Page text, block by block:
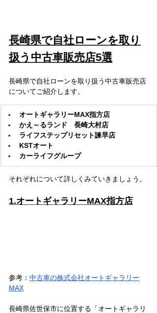
長崎県で自社ローンを取り
扱う中古車販売店5選
長崎県で自社ローンを取り扱う中古車販売店
についてご紹介します。
オートギャラリーMAX指方店​​
かえ～るランド　長崎大村店
ライフステップリセット諫早店
KSTオート
カーライフグループ
それぞれについて詳しくみていきましょう。
1.オートギャラリーMAX指方店​​
参考： 中古車の株式会社オートギャラリー
MAX
長崎県佐世保市に位置する「オートギャラリ